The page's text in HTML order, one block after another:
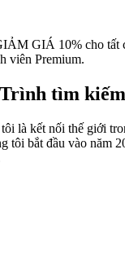
GIÁ 10% cho tất
viên Premium.
tìm
là kết nối thế giới
tôi bắt đầu vào năm